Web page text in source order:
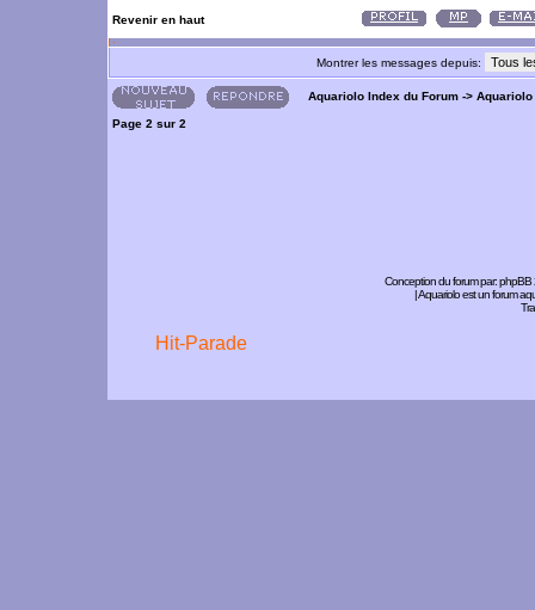
Revenir en haut
Montrer les messages depuis:
Aquariolo Index du Forum -> Aquariolo
Page 2 sur 2
Conception du forum par:phpBB
| Aquariolo est un forum